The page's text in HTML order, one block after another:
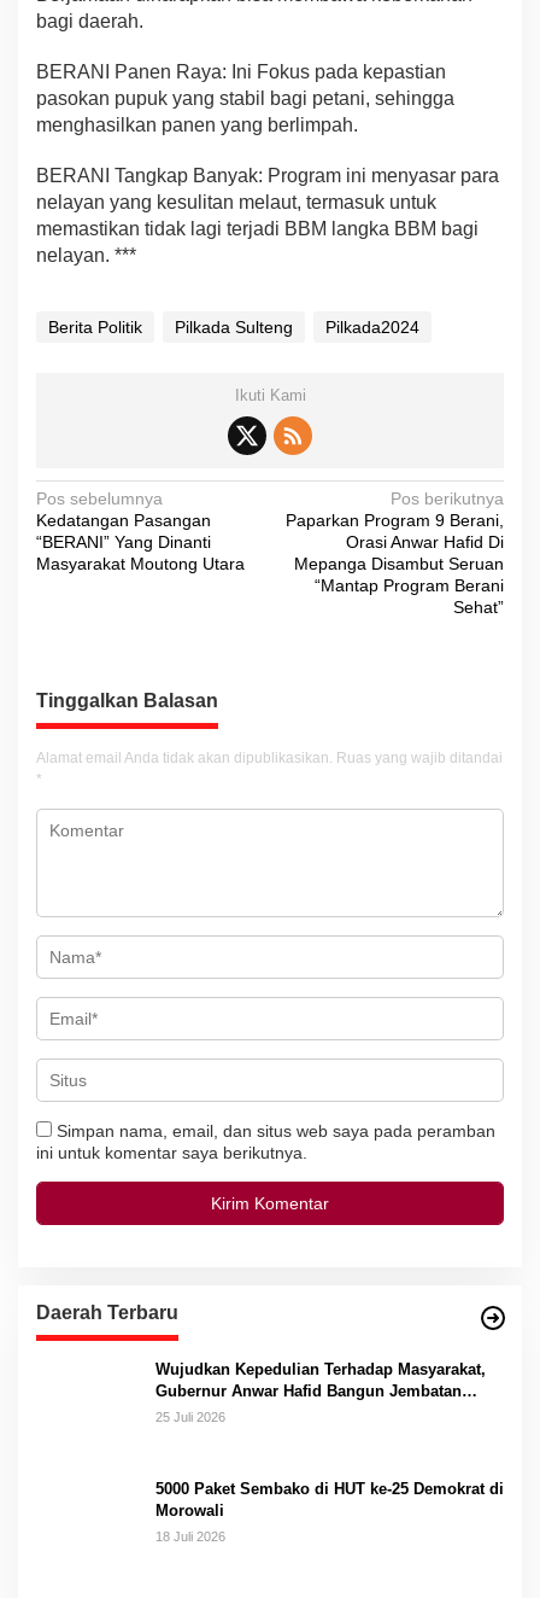
bagi daerah.
BERANI Panen Raya: Ini Fokus pada kepastian
pasokan pupuk yang stabil bagi petani, sehingga
menghasilkan panen yang berlimpah.
BERANI Tangkap Banyak: Program ini menyasar para
nelayan yang kesulitan melaut, termasuk untuk
memastikan tidak lagi terjadi BBM langka BBM bagi
nelayan. ***
Berita Politik Pilkada Sulteng Pilkada2024
Ikuti Kami
N
a
v
s
i
p
o
s
Pos sebelumnya
Kedatangan Pasangan
“BERANI” Yang Dinanti
Masyarakat Moutong Utara
Pos berikutnya
Paparkan Program 9 Berani,
Orasi Anwar Hafid Di
Mepanga Disambut Seruan
“Mantap Program Berani
Sehat”
Tinggalkan Balasan
Alamat email Anda tidak akan dipublikasikan. Ruas yang wajib ditandai
*
Simpan nama, email, dan situs web saya pada peramban
ini untuk komentar saya berikutnya.
Daerah Terbaru
Wujudkan Kepedulian Terhadap Masyarakat,
Gubernur Anwar Hafid Bangun Jembatan
Gantung Masungkang dengan Dana Pribadi
25 Juli 2026
5000 Paket Sembako di HUT ke-25 Demokrat di
Morowali
18 Juli 2026